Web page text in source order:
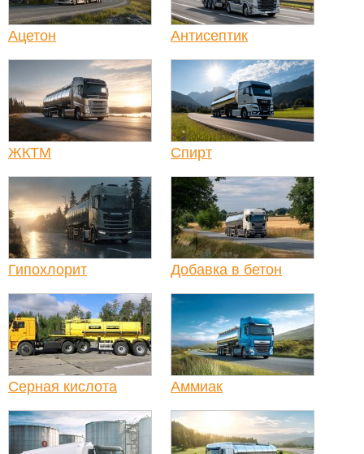
Ацетон Антисептик
ЖКТМ Спирт
Гипохлорит Добавка в бетон
Серная кислота Аммиак